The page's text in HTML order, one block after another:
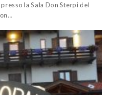
la Sala Don Sterpi del